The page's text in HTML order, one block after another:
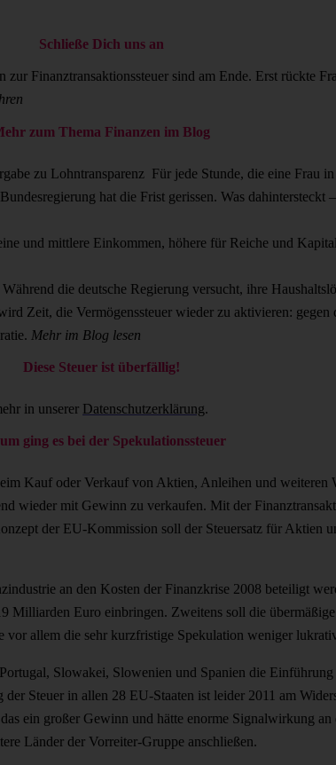
Schließe Dich uns an
zur Finanztransaktionssteuer sind am Ende. Erst rückte
zum Thema Finanzen im Blog
zu Lohntransparenz Für jede Stunde, die eine Frau
hat die Frist gerissen. Was dahintersteckt
und mittlere Einkommen, höhere für Reiche und
Während die deutsche Regierung versucht, ihre
Zeit, die Vermögenssteuer wieder zu aktivieren:
Mehr im Blog lesen
Diese Steuer ist überfällig!
in unserer Datenschutzerklärung.
ging es bei der Spekulationssteuer
Kauf oder Verkauf von Aktien, Anleihen und weiteren
wieder mit Gewinn zu verkaufen. Mit der
der EU-Kommission soll der Steuersatz für Aktien
an den Kosten der Finanzkrise 2008 beteiligt
Milliarden Euro einbringen. Zweitens soll die
vor allem die sehr kurzfristige Spekulation weniger
Slowakei, Slowenien und Spanien die Einführung
Steuer in allen 28 EU-Staaten ist leider 2011 am
ein großer Gewinn und hätte enorme Signalwirkung
Länder der Vorreiter-Gruppe anschließen.